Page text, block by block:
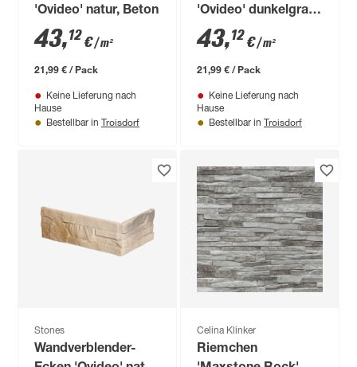
'Ovideo' natur, Beton
43,12€/ m²
21,99 € / Pack
Keine Lieferung nach
Hause
Bestellbar in Troisdorf
'Ovideo' dunkelgrau,
Beton
43,12€/ m²
21,99 € / Pack
Keine Lieferung nach
Hause
Bestellbar in Troisdorf
Stones
Wandverblender-
Celina Klinker
Riemchen